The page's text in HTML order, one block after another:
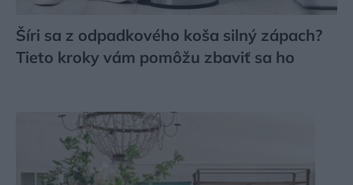
Šíri sa z odpadkového koša silný zápach?
Tieto kroky vám pomôžu zbaviť sa ho